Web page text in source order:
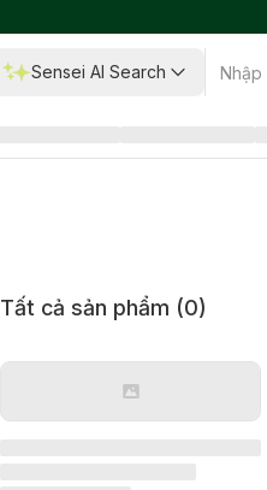
Sensei AI Search
Tất cả sản phẩm (0)